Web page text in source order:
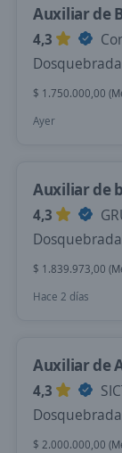
Auxiliar de
4,3
$ 1.750.000,00
Ayer
Auxiliar de
4,3
$ 1.839.973,00
Hace 2 días
Auxiliar de
4,3
$ 2.000.000,00